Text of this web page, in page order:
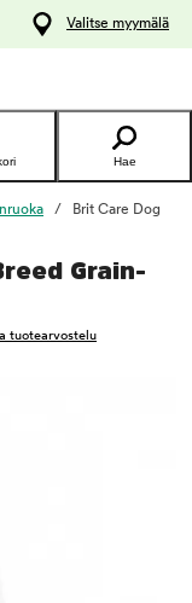
Valitse myymälä
Hae
Brit Care Dog
Grain-
tuotearvostelu